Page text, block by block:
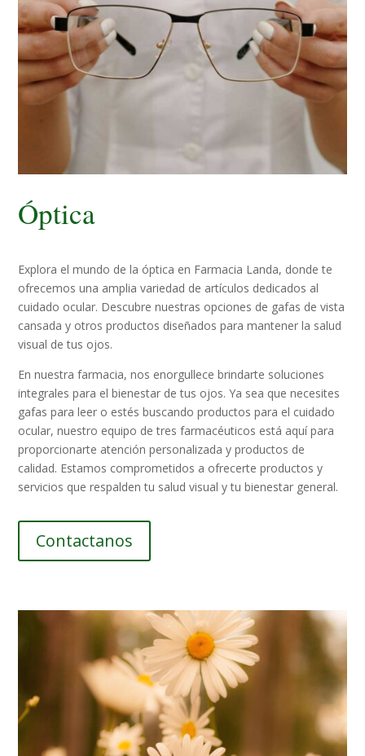
Óptica
Explora el mundo de la óptica en Farmacia Landa, donde te
ofrecemos una amplia variedad de artículos dedicados al
cuidado ocular. Descubre nuestras opciones de gafas de vista
cansada y otros productos diseñados para mantener la salud
visual de tus ojos.
En nuestra farmacia, nos enorgullece brindarte soluciones
integrales para el bienestar de tus ojos. Ya sea que necesites
gafas para leer o estés buscando productos para el cuidado
ocular, nuestro equipo de tres farmacéuticos está aquí para
proporcionarte atención personalizada y productos de
calidad. Estamos comprometidos a ofrecerte productos y
servicios que respalden tu salud visual y tu bienestar general.
Contactanos